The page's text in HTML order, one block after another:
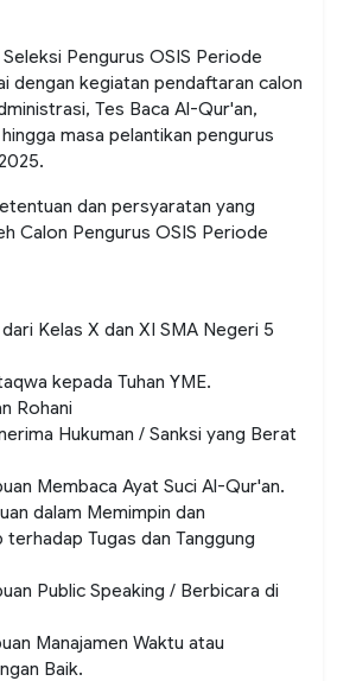
Pengurus OSIS Periode
dengan kegiatan pendaftaran calon
Tes Baca Al-Qur'an,
masa pelantikan pengurus
dan persyaratan yang
Calon Pengurus OSIS Periode
Kelas X dan XI SMA Negeri 5
kepada Tuhan YME.
Rohani
Hukuman / Sanksi yang Berat
Membaca Ayat Suci Al-Qur'an.
dalam Memimpin dan
Tugas dan Tanggung
Public Speaking / Berbicara di
Manajamen Waktu atau
Baik.